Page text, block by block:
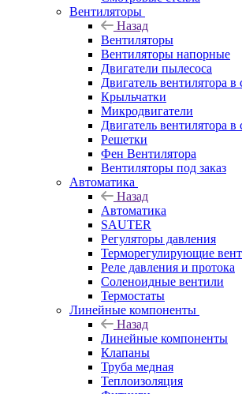
Вентиляторы
Назад
Вентиляторы
Вентиляторы напорные
Двигатели пылесоса
Двигатель вентилятора в
Крыльчатки
Микродвигатели
Двигатель вентилятора в
Решетки
Фен Вентилятора
Вентиляторы под заказ
Автоматика
Назад
Автоматика
SAUTER
Регуляторы давления
Терморегулирующие
Реле давления и протока
Соленоидные вентили
Термостаты
Линейные компоненты
Назад
Линейные компоненты
Клапаны
Труба медная
Теплоизоляция